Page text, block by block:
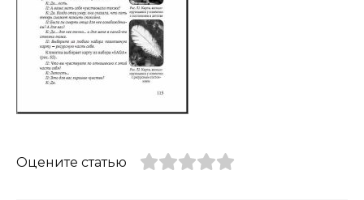
Оцените статью